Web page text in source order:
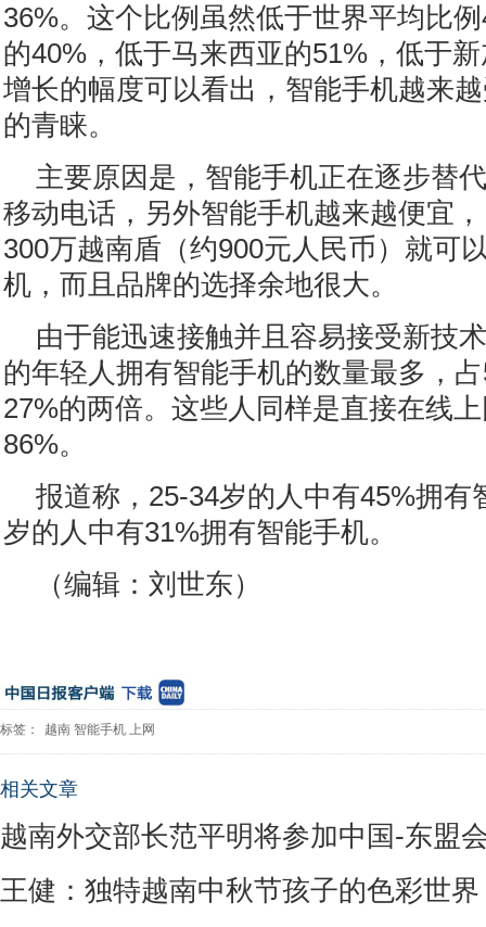
36%。这个比例虽然低于世界平均比
的40%，低于马来西亚的51%，低于
增长的幅度可以看出，智能手机越来
的青睐。
主要原因是，智能手机正在逐步替
移动电话，另外智能手机越来越便宜
300万越南盾（约900元人民币）就可
机，而且品牌的选择余地很大。
由于能迅速接触并且容易接受新技
的年轻人拥有智能手机的数量最多，
27%的两倍。这些人同样是直接在线
86%。
报道称，25-34岁的人中有45%拥有
岁的人中有31%拥有智能手机。
（编辑：刘世东）
标签： 越南 智能手机 上网
相关文章
越南外交部长范平明将参加中国-东盟
王健：独特越南中秋节孩子的色彩世界